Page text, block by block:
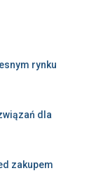
rynku
dla
zakupem